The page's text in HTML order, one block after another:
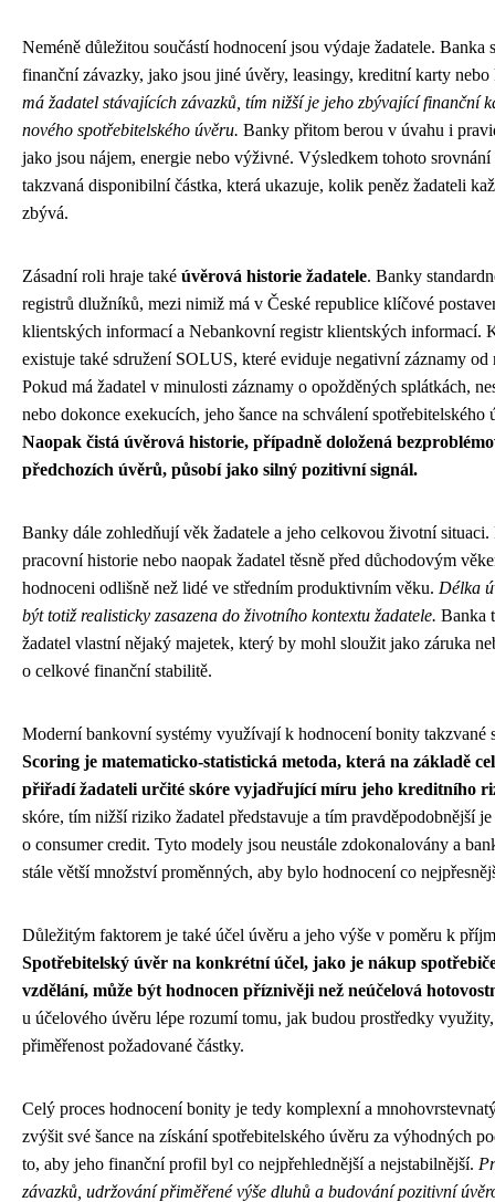
Neméně důležitou součástí hodnocení jsou výdaje žadatele. Banka
finanční závazky, jako jsou jiné úvěry, leasingy, kreditní karty
má žadatel stávajících závazků, tím nižší je jeho zbývající finanční
nového spotřebitelského úvěru. Banky přitom berou v úvahu i
jako jsou nájem, energie nebo výživné. Výsledkem tohoto
takzvaná disponibilní částka, která ukazuje, kolik peněz žadateli
zbývá.
Zásadní roli hraje také úvěrová historie žadatele. Banky
registrů dlužníků, mezi nimiž má v České republice klíčové
klientských informací a Nebankovní registr klientských informací.
existuje také sdružení SOLUS, které eviduje negativní záznamy
Pokud má žadatel v minulosti záznamy o opožděných splátkách,
nebo dokonce exekucích, jeho šance na schválení spotřebitelského
Naopak čistá úvěrová historie, případně doložená
předchozích úvěrů, působí jako silný pozitivní signál.
Banky dále zohledňují věk žadatele a jeho celkovou životní situaci.
pracovní historie nebo naopak žadatel těsně před důchodovým
hodnoceni odlišně než lidé ve středním produktivním věku. Délka
být totiž realisticky zasazena do životního kontextu žadatele. Banka
žadatel vlastní nějaký majetek, který by mohl sloužit jako záruka
o celkové finanční stabilitě.
Moderní bankovní systémy využívají k hodnocení bonity takzvané
Scoring je matematicko-statistická metoda, která na základě
přiřadí žadateli určité skóre vyjadřující míru jeho kreditního
skóre, tím nižší riziko žadatel představuje a tím pravděpodobnější
o consumer credit. Tyto modely jsou neustále zdokonalovány a
stále větší množství proměnných, aby bylo hodnocení co
Důležitým faktorem je také účel úvěru a jeho výše v poměru k
Spotřebitelský úvěr na konkrétní účel, jako je nákup
vzdělání, může být hodnocen příznivěji než neúčelová
u účelového úvěru lépe rozumí tomu, jak budou prostředky
přiměřenost požadované částky.
Celý proces hodnocení bonity je tedy komplexní a
zvýšit své šance na získání spotřebitelského úvěru za výhodných
to, aby jeho finanční profil byl co nejpřehlednější a nejstabilnější.
závazků, udržování přiměřené výše dluhů a budování pozitivní